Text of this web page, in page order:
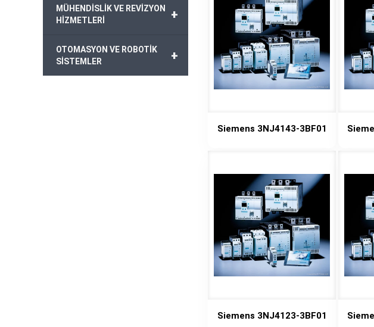
Siemens 3NJ4143-3BF01
Siemens 3NJ4123-3BF01
+
MÜHENDİSLİK VE REVİZYON
HİZMETLERİ
+
OTOMASYON VE ROBOTİK
SİSTEMLER